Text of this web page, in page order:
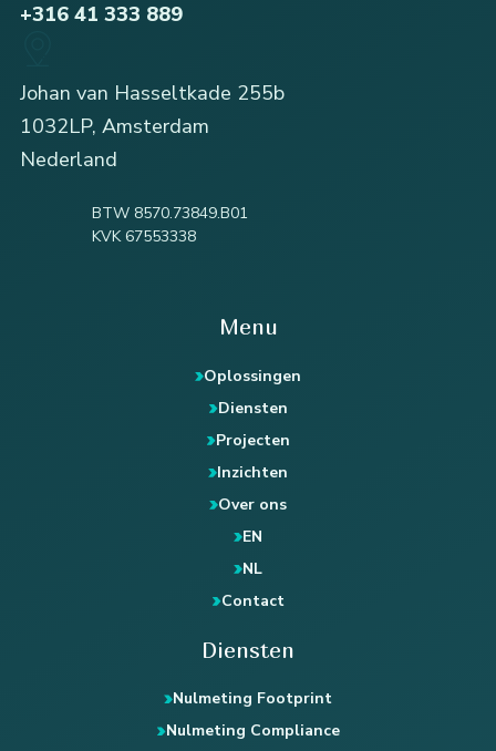
+316 41 333 889
Johan van Hasseltkade 255b
1032LP, Amsterdam
Nederland
BTW 8570.73849.B01
KVK 67553338
Menu
Oplossingen
Diensten
Projecten
Inzichten
Over ons
EN
NL
Contact
Diensten
Nulmeting Footprint
Nulmeting Compliance